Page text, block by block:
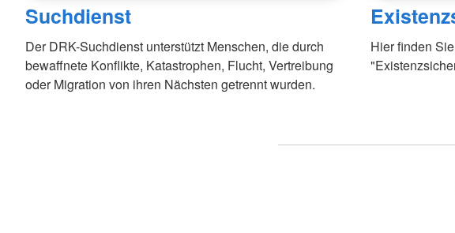
Suchdienst
Der DRK-Suchdienst unterstützt Menschen, die durch
bewaffnete Konflikte, Katastrophen, Flucht, Vertreibung
oder Migration von ihren Nächsten getrennt wurden.
Hier finden